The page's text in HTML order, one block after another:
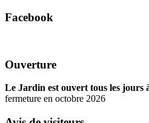
Facebook
Ouverture
Le Jardin est ouvert tous les jours
fermeture en octobre 2026